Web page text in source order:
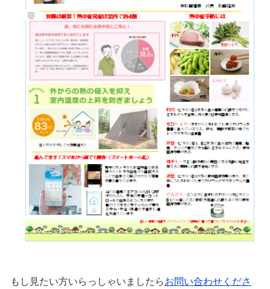
もし見たい方いらっしゃいましたらお問い合わせくださ